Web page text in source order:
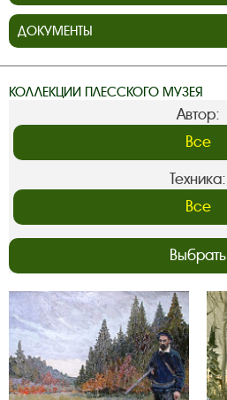
ДОКУМЕНТЫ
КОЛЛЕКЦИИ ПЛЕССКОГО МУЗЕЯ
Автор:
Техника:
Выбрать